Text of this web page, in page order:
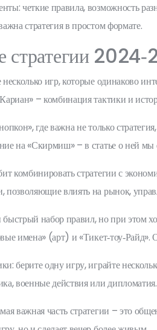
четкие правила, возможность
стратегия в простом формате.
стратегии
несколько игр, которые одинаково
– комбинация тактики и
где важна не только
на «Скирмиш» – в статье о ней мы
комбинировать стратегии с
позволяющие влиять на рынок,
набор правил, но при этом
имена» (арт) и
берите одну игру, играйте
военные действия или
важная часть стратегии – это